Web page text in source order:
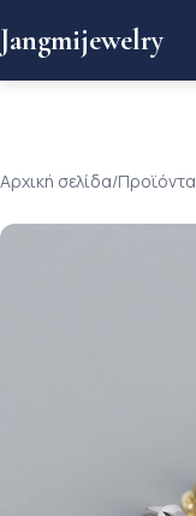
Jangmijewelry
Αρχική σελίδα/Προϊόντα